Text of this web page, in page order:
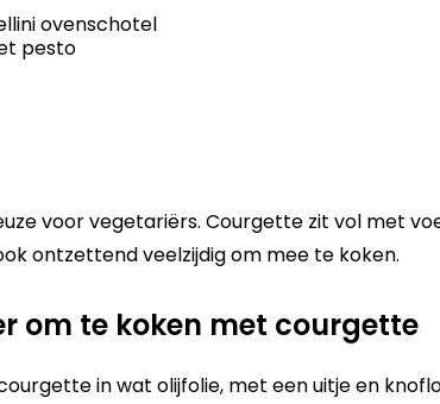
ovenschotel
pesto
voor vegetariërs. Courgette zit vol met
ontzettend veelzijdig om mee te koken.
om te koken met courgette
in wat olijfolie, met een uitje en